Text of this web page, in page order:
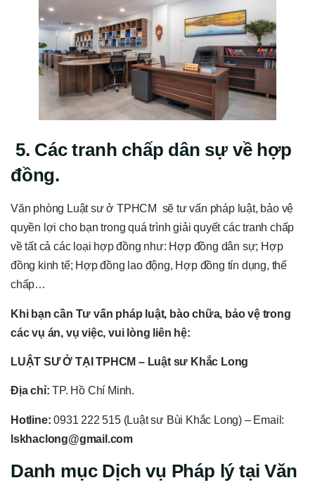
5. Các tranh chấp dân sự về hợp
đồng.
Văn phòng Luật sư ở TPHCM sẽ tư vấn pháp luật, bảo vệ
quyền lợi cho bạn trong quá trình giải quyết các tranh chấp
về tất cả các loại hợp đồng như: Hợp đồng dân sự; Hợp
đồng kinh tế; Hợp đồng lao động, Hợp đồng tín dụng, thế
chấp…
Khi bạn cần Tư vấn pháp luật, bào chữa, bảo vệ trong
các vụ án, vụ việc, vui lòng liên hệ:
LUẬT SƯ Ở TẠI TPHCM – Luật sư Khắc Long
Địa chỉ: TP. Hồ Chí Minh.
Hotline:0931 222 515 (Luật sư Bùi Khắc Long) – Email:
lskhaclong@gmail.com
Danh mục Dịch vụ Pháp lý tại Văn